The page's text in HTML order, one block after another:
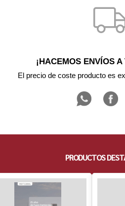
¡HACEMOS ENVÍOS
El precio de coste producto es
PRODUCTOS